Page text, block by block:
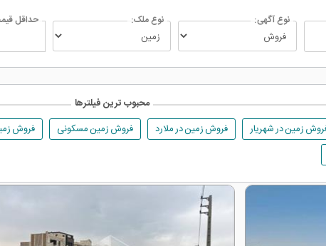
نوع آگهی: نوع ملک: حداقل
محبوب ترین فیلترها
زمین در شهریار فروش زمین در ملارد فروش زمین مسکونی فروش